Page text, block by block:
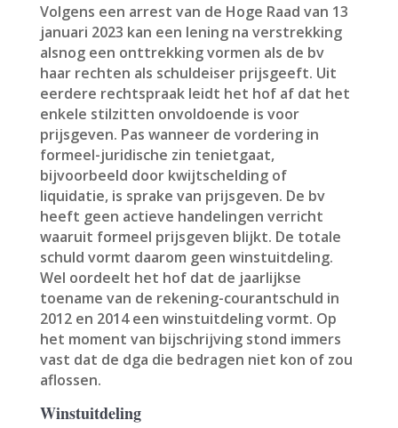
Volgens een arrest van de Hoge Raad van 13
januari 2023 kan een lening na verstrekking
alsnog een onttrekking vormen als de bv
haar rechten als schuldeiser prijsgeeft. Uit
eerdere rechtspraak leidt het hof af dat het
enkele stilzitten onvoldoende is voor
prijsgeven. Pas wanneer de vordering in
formeel-juridische zin tenietgaat,
bijvoorbeeld door kwijtschelding of
liquidatie, is sprake van prijsgeven. De bv
heeft geen actieve handelingen verricht
waaruit formeel prijsgeven blijkt. De totale
schuld vormt daarom geen winstuitdeling.
Wel oordeelt het hof dat de jaarlijkse
toename van de rekening-courantschuld in
2012 en 2014 een winstuitdeling vormt. Op
het moment van bijschrijving stond immers
vast dat de dga die bedragen niet kon of zou
aflossen.
Winstuitdeling